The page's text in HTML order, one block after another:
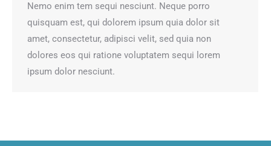
Nemo enim tem sequi nesciunt. Neque porro
quisquam est, qui dolorem ipsum quia dolor sit
amet, consectetur, adipisci velit, sed quia non
dolores eos qui ratione voluptatem sequi lorem
ipsum dolor nesciunt.